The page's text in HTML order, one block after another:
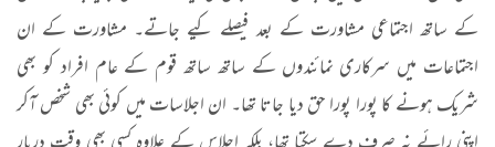
کے ساتھ اجتماعی مشاورت کے بعد فیصلے کیے جاتے۔ مشاورت کے ان
اجتماعات میں سرکاری نمائندوں کے ساتھ ساتھ قوم کے عام افراد کو بھی
شریک ہونے کا پورا پورا حق دیا جاتا تھا۔ ان اجلاسات میں کوئی بھی شخص آکر